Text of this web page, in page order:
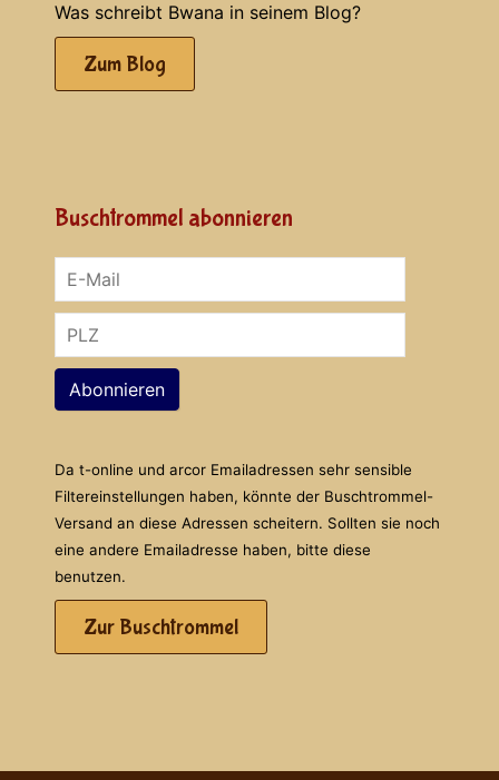
Was schreibt Bwana in seinem Blog?
Zum Blog
Buschtrommel abonnieren
Abonnieren
Da t-online und arcor Emailadressen sehr sensible
Filtereinstellungen haben, könnte der Buschtrommel-
Versand an diese Adressen scheitern. Sollten sie noch
eine andere Emailadresse haben, bitte diese
benutzen.
Zur Buschtrommel